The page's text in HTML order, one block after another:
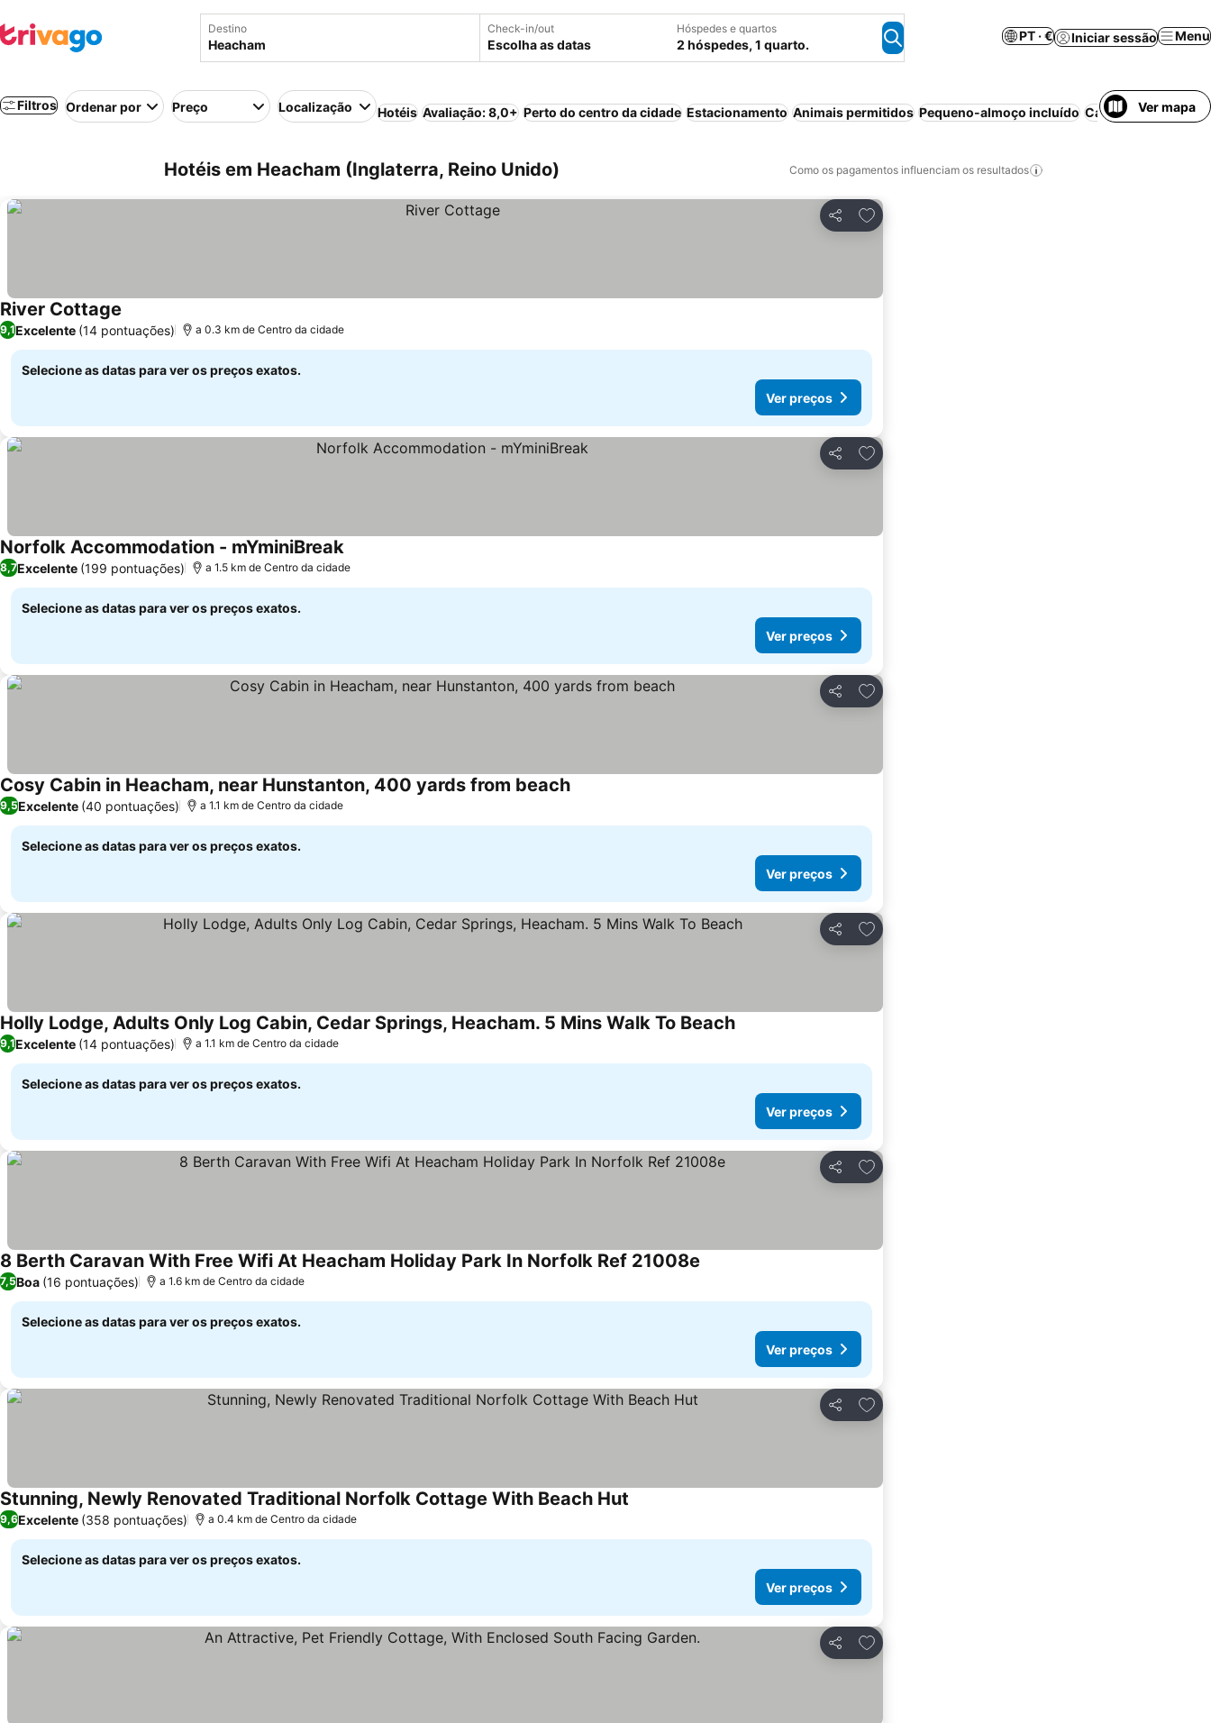
Destino Check-in/out
Escolha as datas
Hóspedes e quartos
2 hóspedes, 1 quarto.
PT · € Iniciar sessão Menu
Filtros Ordenar por Preço Localização Hotéis Avaliação: 8,0+ Perto do centro da cidade Estacionamento Animais permitidos Pequeno-almoço incluído Casa/apartamento
Ver mapa
Hotéis em Heacham (Inglaterra, Reino Unido) Como os pagamentos influenciam os resultados
Partilhar
Adicionar aos favoritos
River Cottage Ver preços
9,1Excelente (14 pontuações) a 0.3 km de Centro da cidade
Selecione as datas para ver os preços exatos.
Ver preços
Partilhar
Adicionar aos favoritos
Norfolk Accommodation - mYminiBreakVer preços
8,7Excelente (199 pontuações) a 1.5 km de Centro da cidade
Selecione as datas para ver os preços exatos.
Ver preços
Partilhar
Adicionar aos favoritos
Cosy Cabin in Heacham, near Hunstanton, 400 yards from beachVer preços
9,5Excelente (40 pontuações) a 1.1 km de Centro da cidade
Selecione as datas para ver os preços exatos.
Ver preços
Partilhar
Adicionar aos favoritos
Holly Lodge, Adults Only Log Cabin, Cedar Springs, Heacham. 5 Mins Walk To BeachVer preços
9,1Excelente (14 pontuações) a 1.1 km de Centro da cidade
Selecione as datas para ver os preços exatos.
Ver preços
Partilhar
Adicionar aos favoritos
8 Berth Caravan With Free Wifi At Heacham Holiday Park In Norfolk Ref 21008e
7,5Boa (16 pontuações) a 1.6 km de Centro da cidade
Selecione as datas para ver os preços exatos.
Ver preços
Partilhar
Adicionar aos favoritos
Stunning, Newly Renovated Traditional Norfolk Cottage With Beach Hut
9,6Excelente (358 pontuações) a 0.4 km de Centro da cidade
Selecione as datas para ver os preços exatos.
Ver preços
Partilhar
Adicionar aos favoritos